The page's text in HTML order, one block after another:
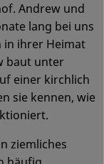
Andrew und
lang bei uns
in ihrer Heimat
baut unter
einer kirchlich
sie kennen, wie
ziemliches